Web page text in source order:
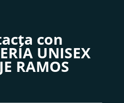
con
UNISEX
RAMOS